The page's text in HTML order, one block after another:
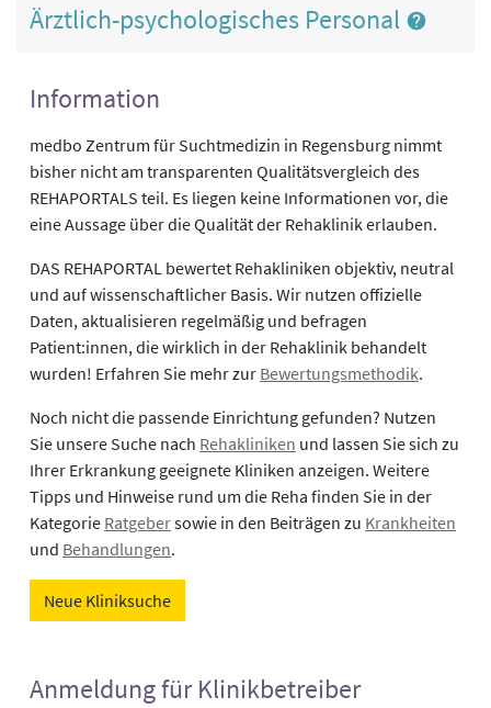
Ärztlich-psychologisches Personal
Information
medbo Zentrum für Suchtmedizin in Regensburg nimmt
bisher nicht am transparenten Qualitätsvergleich des
REHAPORTALS teil. Es liegen keine Informationen vor, die
eine Aussage über die Qualität der Rehaklinik erlauben.
DAS REHAPORTAL bewertet Rehakliniken objektiv, neutral
und auf wissenschaftlicher Basis. Wir nutzen offizielle
Daten, aktualisieren regelmäßig und befragen
Patient:innen, die wirklich in der Rehaklinik behandelt
wurden! Erfahren Sie mehr zur Bewertungsmethodik.
Noch nicht die passende Einrichtung gefunden? Nutzen
Sie unsere Suche nach Rehakliniken und lassen Sie sich zu
Ihrer Erkrankung geeignete Kliniken anzeigen. Weitere
Tipps und Hinweise rund um die Reha finden Sie in der
Kategorie Ratgebersowie in den Beiträgen zu Krankheiten
und Behandlungen.
Neue Kliniksuche
Anmeldung für Klinikbetreiber